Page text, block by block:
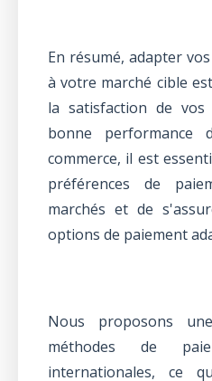
En résumé, adapter
à votre marché cible
la satisfaction de
bonne performance
commerce, il est
préférences de
marchés et de
options de paiement
Nous proposons
méthodes de
internationales, ce